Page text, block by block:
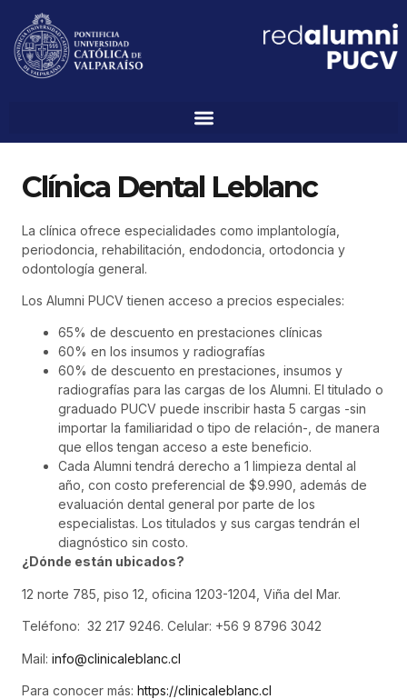
Clínica Dental Leblanc
La clínica ofrece especialidades como implantología,
periodoncia, rehabilitación, endodoncia, ortodoncia y
odontología general.
Los Alumni PUCV tienen acceso a precios especiales:
65% de descuento en prestaciones clínicas
60% en los insumos y radiografías
60% de descuento en prestaciones, insumos y
radiografías para las cargas de los Alumni. El titulado o
graduado PUCV puede inscribir hasta 5 cargas -sin
importar la familiaridad o tipo de relación-, de manera
que ellos tengan acceso a este beneficio.
Cada Alumni tendrá derecho a 1 limpieza dental al
año, con costo preferencial de $9.990, además de
evaluación dental general por parte de los
especialistas. Los titulados y sus cargas tendrán el
diagnóstico sin costo.
¿Dónde están ubicados?
12 norte 785, piso 12, oficina 1203-1204, Viña del Mar.
Teléfono: 32 217 9246. Celular: +56 9 8796 3042
Mail: info@clinicaleblanc.cl
Para conocer más: https://clinicaleblanc.cl